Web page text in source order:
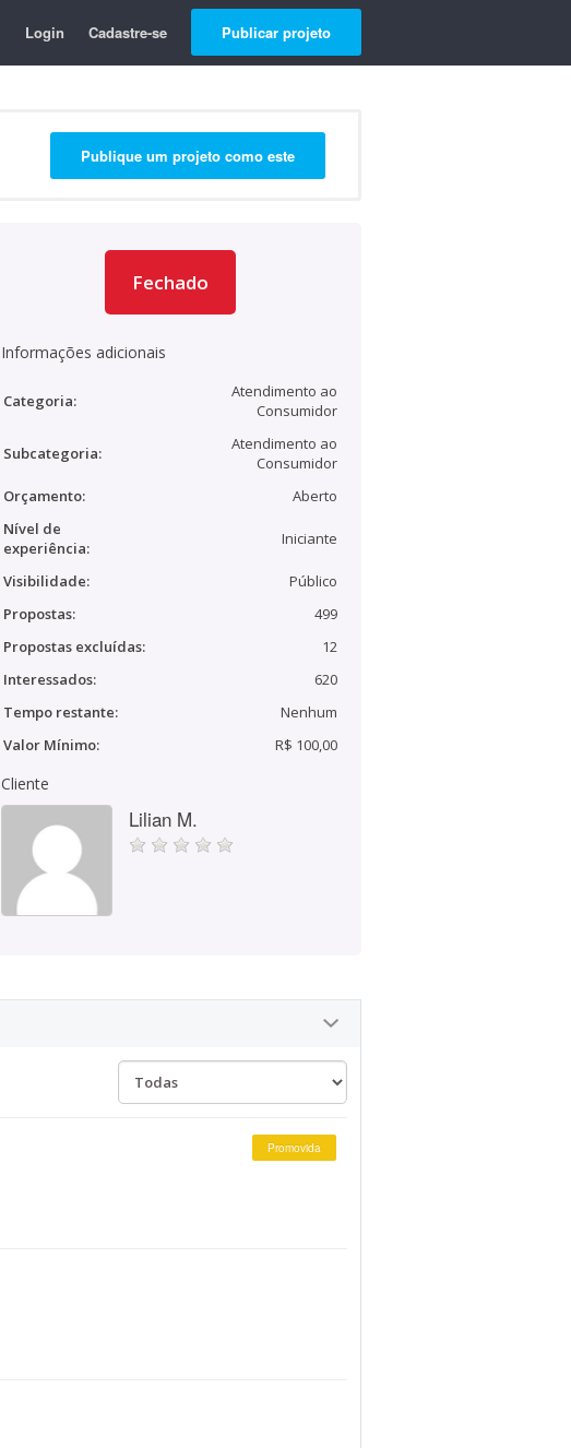
Login Cadastre-se Publicar projeto
Publique um projeto como este
Fechado
Informações adicionais
Categoria:
Atendimento ao
Consumidor
Subcategoria:
Atendimento ao
Consumidor
Orçamento:
Aberto
Nível de
experiência:
Iniciante
Visibilidade:
Público
Propostas:
499
Propostas excluídas:
12
Interessados:
620
Tempo restante:
Nenhum
Valor Mínimo:
R$ 100,00
Cliente
Lilian M.
Promovida